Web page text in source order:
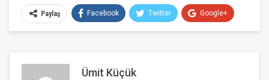
Paylaş Facebook Twitter Google+
Ümit Küçük